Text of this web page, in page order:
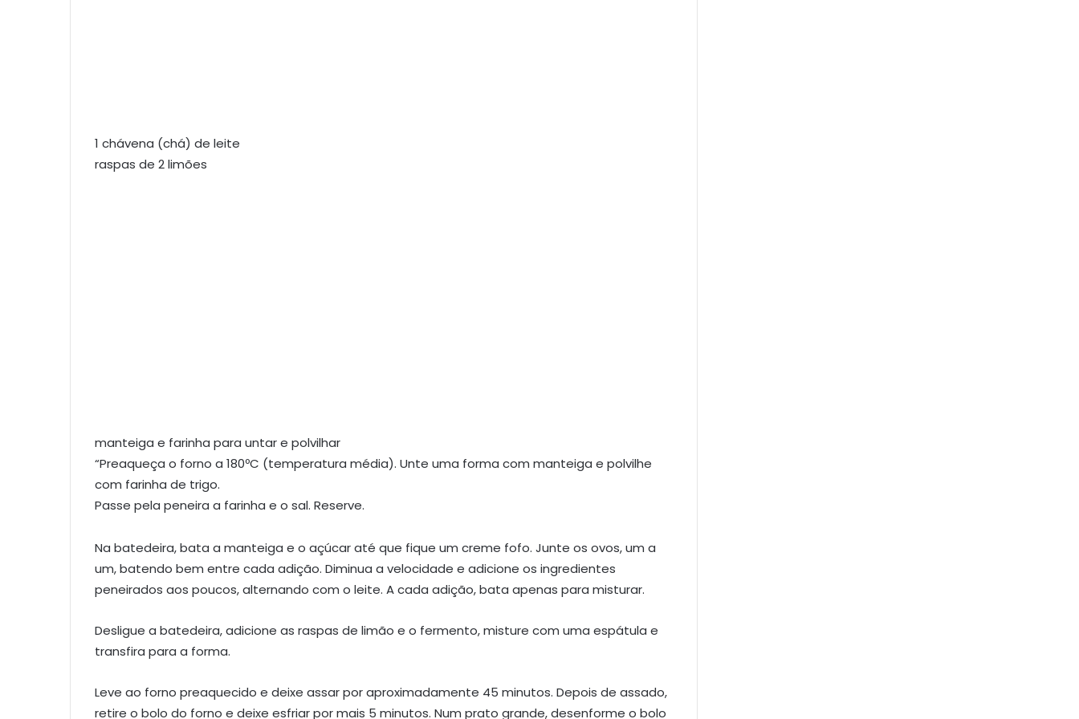
1 chávena (chá) de leite
raspas de 2 limões
manteiga e farinha para untar e polvilhar
“Preaqueça o forno a 180ºC (temperatura média). Unte uma forma com manteiga e polvilhe
com farinha de trigo.
Passe pela peneira a farinha e o sal. Reserve.
Na batedeira, bata a manteiga e o açúcar até que fique um creme fofo. Junte os ovos, um a
um, batendo bem entre cada adição. Diminua a velocidade e adicione os ingredientes
peneirados aos poucos, alternando com o leite. A cada adição, bata apenas para misturar.
Desligue a batedeira, adicione as raspas de limão e o fermento, misture com uma espátula e
transfira para a forma.
Leve ao forno preaquecido e deixe assar por aproximadamente 45 minutos. Depois de assado,
retire o bolo do forno e deixe esfriar por mais 5 minutos. Num prato grande, desenforme o bolo